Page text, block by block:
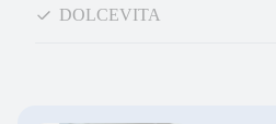
DOLCEVITA